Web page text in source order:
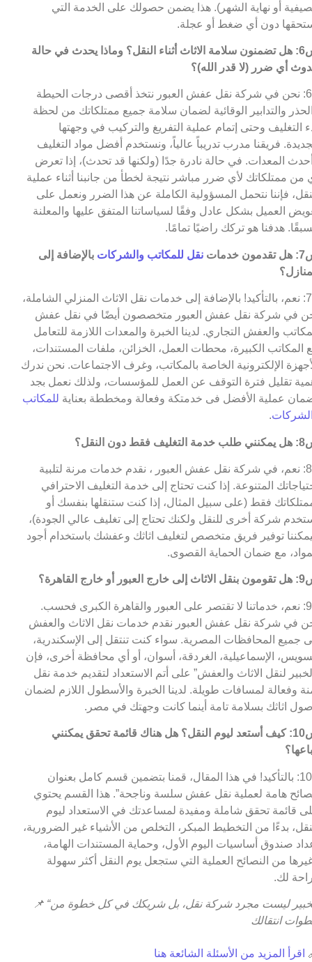
أو نهاية الشهر). هذا يضمن حصولك على الخدمة التي
دون أي ضغط أو عجلة.
س6: هل تضمنون سلامة الاثاث أثناء النقل؟ وماذا يحدث في حالة
أي ضرر (لا قدر الله)؟
ج6: نحن في شركة نقل عفش العبور نتخذ أقصى درجات الحيطة
والتدابير الوقائية لضمان سلامة جميع ممتلكاتك من لحظة
التغليف وحتى إتمام عملية التفريغ والتركيب في وجهتها
فريقنا مدرب تدريباً عالياً، ونستخدم أفضل مواد التغليف
المعدات. في حالة نادرة جدًا (ولكنها قد تحدث)، إذا تعرض
من ممتلكاتك لأي ضرر مباشر نتيجة لخطأ من جانبنا أثناء عملية
فإننا نتحمل المسؤولية الكاملة عن هذا الضرر ونعمل على
العميل بشكل عادل وفقًا لسياساتنا المتفق عليها والمعلنة
هدفنا هو تركك راضيًا تمامًا.
خدمات نقل للمكاتب والشركات بالإضافة إلى
ج7: نعم، بالتأكيد! بالإضافة إلى خدمات نقل الاثاث المنزلي الشاملة،
في شركة نقل عفش العبور متخصصون أيضًا في نقل عفش
والعفش التجاري. لدينا الخبرة والمعدات اللازمة للتعامل
المكاتب الكبيرة، محطات العمل، الخزائن، ملفات المستندات،
الإلكترونية الخاصة بالمكاتب، وغرف الاجتماعات. نحن ندرك
تقليل فترة التوقف عن العمل للمؤسسات، ولذلك نعمل بجد
عملية الأفضل فى خدمتكة وفعالة ومخططة بعناية للمكاتب
.
فقط دون النقل؟
ج8: نعم، في شركة نقل عفش العبور ، نقدم خدمات مرنة لتلبية
المتنوعة. إذا كنت تحتاج إلى خدمة التغليف الاحترافي
فقط (على سبيل المثال، إذا كنت ستنقلها بنفسك أو
شركة أخرى للنقل ولكنك تحتاج إلى تغليف عالي الجودة)،
توفير فريق متخصص لتغليف اثاثك وعفشك باستخدام أجود
مع ضمان الحماية القصوى.
أو خارج القاهرة؟
ج9: نعم، خدماتنا لا تقتصر على العبور والقاهرة الكبرى فحسب.
في شركة نقل عفش العبور نقدم خدمات نقل الاثاث والعفش
جميع المحافظات المصرية. سواء كنت تنتقل إلى الإسكندرية،
الإسماعيلية، الغردقة، أسوان، أو أي محافظة أخرى، فإن
لنقل الاثاث والعفش” على أتم الاستعداد لتقديم خدمة نقل
وفعالة لمسافات طويلة. لدينا الخبرة والأسطول اللازم لضمان
اثاثك بسلامة تامة أينما كانت وجهتك في مصر.
س10: كيف أستعد ليوم النقل؟ هل هناك قائمة تحقق يمكنني
ج10: بالتأكيد! في هذا المقال، قمنا بتضمين قسم كامل بعنوان
هامة لعملية نقل عفش سلسة وناجحة”. هذا القسم يحتوي
قائمة تحقق شاملة ومفيدة لمساعدتك في الاستعداد ليوم
بدءًا من التخطيط المبكر، التخلص من الأشياء غير الضرورية،
صندوق أساسيات اليوم الأول، وحماية المستندات الهامة،
من النصائح العملية التي ستجعل يوم النقل أكثر سهولة
لك.
📌 “الخبير ليست مجرد شركة نقل، بل شريكك في كل خطوة من
انتقالك
اقرأ المزيد من الأسئلة الشائعة هنا